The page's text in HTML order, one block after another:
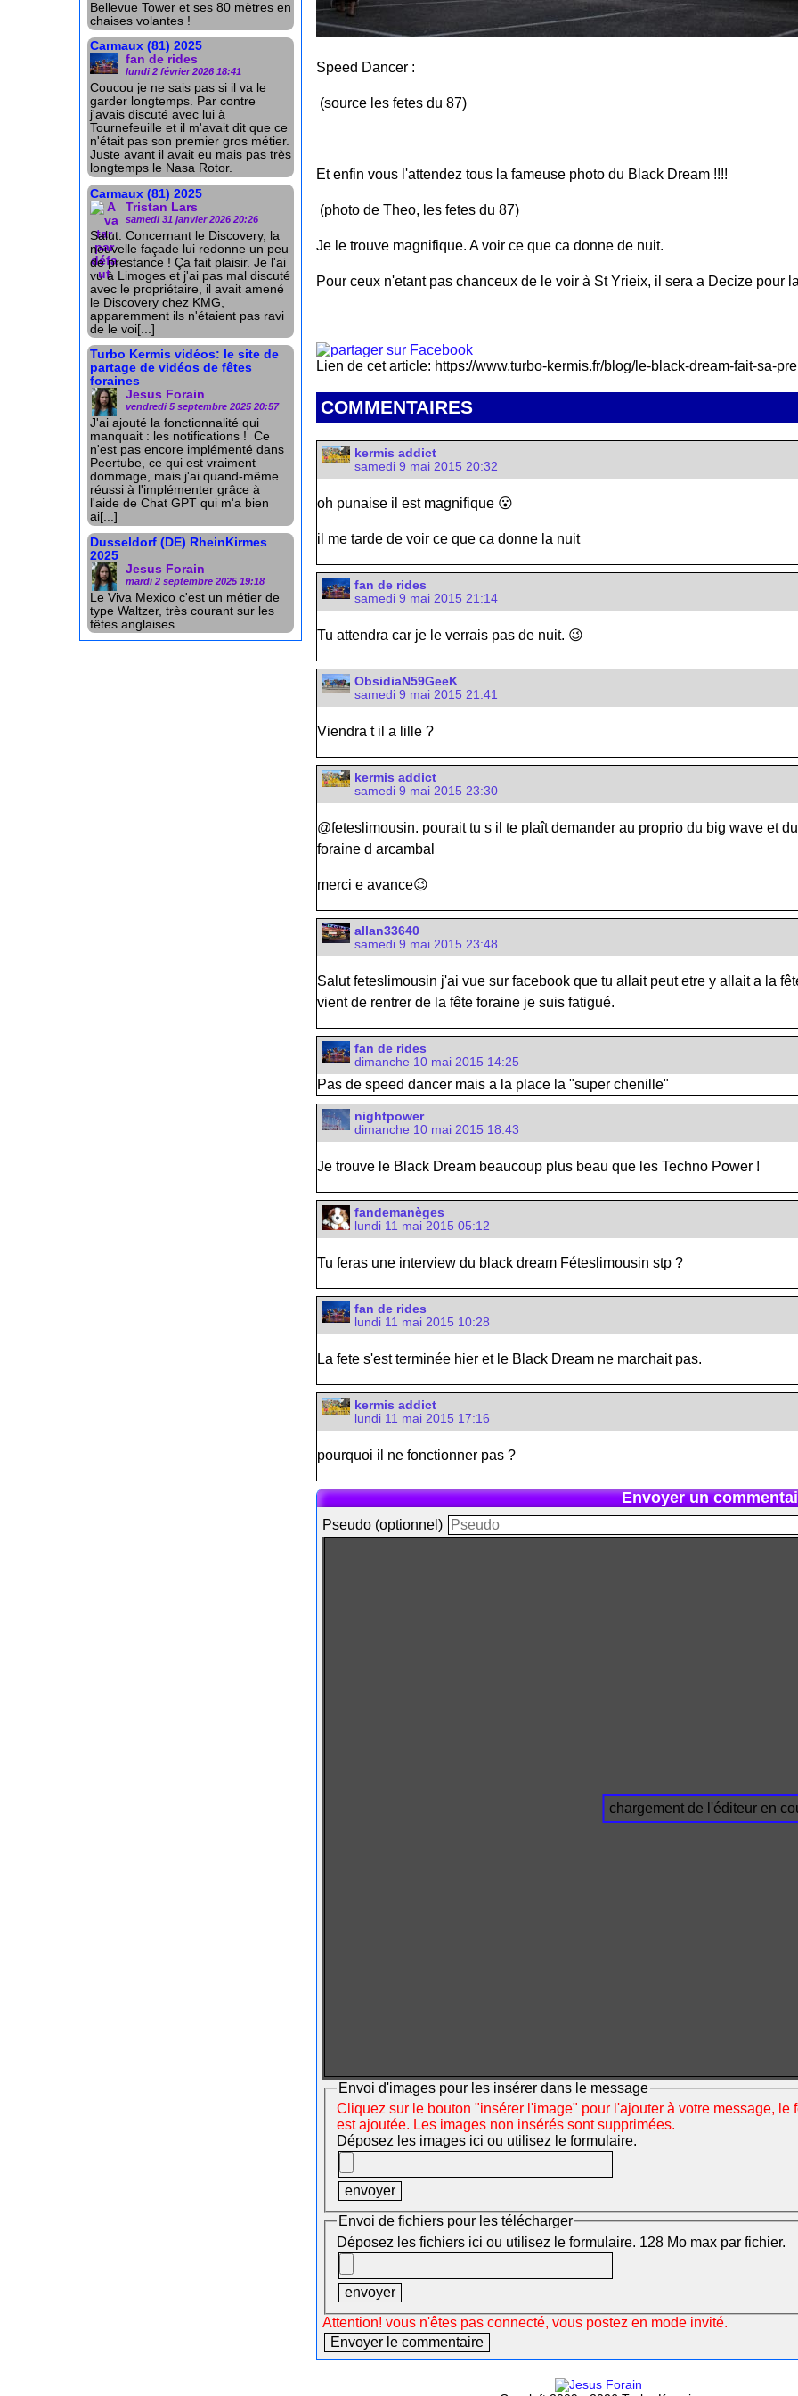
Bellevue Tower et ses 80 mètres en
chaises volantes !
Carmaux (81) 2025
fan de rides
lundi 2 février 2026 18:41
Coucou je ne sais pas si il va le
garder longtemps. Par contre
j'avais discuté avec lui à
Tournefeuille et il m'avait dit que ce
n'était pas son premier gros métier.
Juste avant il avait eu mais pas très
longtemps le Nasa Rotor.
Carmaux (81) 2025
Tristan Lars
samedi 31 janvier 2026 20:26
Salut. Concernant le Discovery, la
nouvelle façade lui redonne un peu
de prestance ! Ça fait plaisir. Je l'ai
vu à Limoges et j'ai pas mal discuté
avec le propriétaire, il avait amené
le Discovery chez KMG,
apparemment ils n'étaient pas ravi
de le voi[...]
Turbo Kermis vidéos: le site de
partage de vidéos de fêtes
foraines
Jesus Forain
vendredi 5 septembre 2025 20:57
J'ai ajouté la fonctionnalité qui
manquait : les notifications ! Ce
n'est pas encore implémenté dans
Peertube, ce qui est vraiment
dommage, mais j'ai quand-même
réussi à l'implémenter grâce à
l'aide de Chat GPT qui m'a bien
ai[...]
Dusseldorf (DE) RheinKirmes
2025
Jesus Forain
mardi 2 septembre 2025 19:18
Le Viva Mexico c'est un métier de
type Waltzer, très courant sur les
fêtes anglaises.
Speed Dancer :
(source les fetes du 87)
Et enfin vous l'attendez tous la fameuse photo du Black Dream !!!!
(photo de Theo, les fetes du 87)
Je le trouve magnifique. A voir ce que ca donne de nuit.
Pour ceux n'etant pas chanceux de le voir à St Yrieix, il sera a Decize pour
Lien de cet article: https://www.turbo-kermis.fr/blog/le-black-dream-fait-sa-
COMMENTAIRES
kermis addict
samedi 9 mai 2015 20:32
oh punaise il est magnifique 😮
il me tarde de voir ce que ca donne la nuit
fan de rides
samedi 9 mai 2015 21:14
Tu attendra car je le verrais pas de nuit. 😉
ObsidiaN59GeeK
samedi 9 mai 2015 21:41
Viendra t il a lille ?
kermis addict
samedi 9 mai 2015 23:30
@feteslimousin. pourait tu s il te plaît demander au proprio du big wave et
foraine d arcambal
merci e avance😉
allan33640
samedi 9 mai 2015 23:48
Salut feteslimousin j'ai vue sur facebook que tu allait peut etre y allait a la
vient de rentrer de la fête foraine je suis fatigué.
fan de rides
dimanche 10 mai 2015 14:25
Pas de speed dancer mais a la place la "super chenille"
nightpower
dimanche 10 mai 2015 18:43
Je trouve le Black Dream beaucoup plus beau que les Techno Power !
fandemanèges
lundi 11 mai 2015 05:12
Tu feras une interview du black dream Féteslimousin stp ?
fan de rides
lundi 11 mai 2015 10:28
La fete s'est terminée hier et le Black Dream ne marchait pas.
kermis addict
lundi 11 mai 2015 17:16
pourquoi il ne fonctionner pas ?
Envoyer un
Pseudo (optionnel)
chargement de l'éditeur en
Envoi d'images pour les insérer dans le message
Cliquez sur le bouton "insérer l'image" pour l'ajouter à votre message,
est ajoutée. Les images non insérés sont supprimées.
Déposez les images ici ou utilisez le formulaire.
Envoi de fichiers pour les télécharger
Déposez les fichiers ici ou utilisez le formulaire. 128 Mo max par fichier.
Attention! vous n'êtes pas connecté, vous postez en mode invité.